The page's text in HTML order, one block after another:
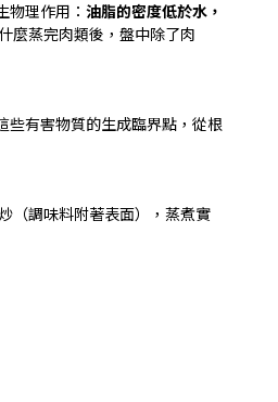
理作用： 油脂的密度低於水，
麼蒸完肉類後，盤中除了肉
些有害物質的生成臨界點，從根
（調味料附著表面），蒸煮實